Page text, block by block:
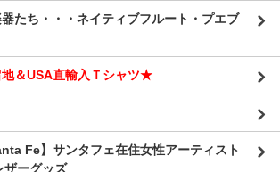
たち・・・ネイティブフルート・プエブ
＆USA直輸入Ｔシャツ★
Fe】サンタフェ在住女性アーティスト
ザーグッズ